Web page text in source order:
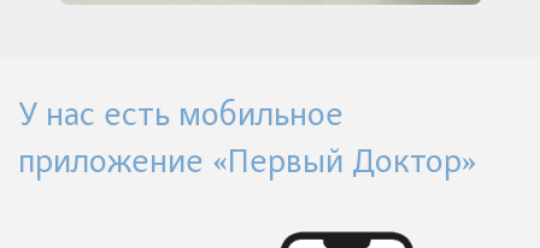
У нас есть мобильное
приложение «Первый Доктор»